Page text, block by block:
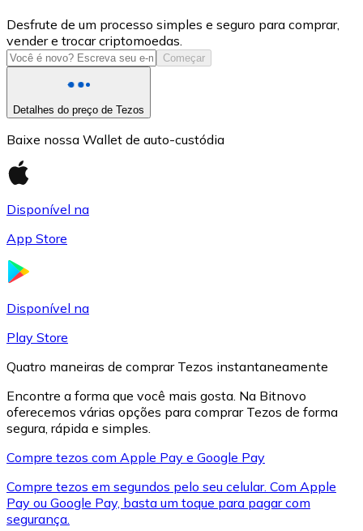
USD Coin
USDC
XRP
XRP
Desfrute de um processo simples e seguro para comprar,
vender e trocar criptomoedas.
Começar
Detalhes do preço de Tezos
Baixe nossa Wallet de auto-custódia
Disponível na
App Store
Disponível na
Play Store
Quatro maneiras de comprar Tezos instantaneamente
Encontre a forma que você mais gosta. Na Bitnovo
oferecemos várias opções para comprar Tezos de forma
segura, rápida e simples.
Compre tezos com Apple Pay e Google Pay
Compre tezos em segundos pelo seu celular. Com Apple
Pay ou Google Pay, basta um toque para pagar com
segurança.